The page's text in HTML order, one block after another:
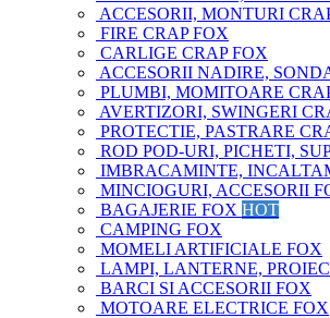
ACCESORII, MONTURI
FIRE CRAP FOX
CARLIGE CRAP FOX
ACCESORII NADIRE,
PLUMBI, MOMITOARE
AVERTIZORI, SWINGERI
PROTECTIE, PASTRARE
ROD POD-URI, PICHETI,
IMBRACAMINTE,
MINCIOGURI, ACCESORII
BAGAJERIE FOX HOT
CAMPING FOX
MOMELI ARTIFICIALE FOX
LAMPI, LANTERNE,
BARCI SI ACCESORII FOX
MOTOARE ELECTRICE FOX